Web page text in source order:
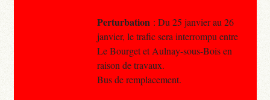
Perturbation : Du 25 janvier au 26
janvier, le trafic sera interrompu entre
Le Bourget et Aulnay-sous-Bois en
raison de travaux.
Bus de remplacement.